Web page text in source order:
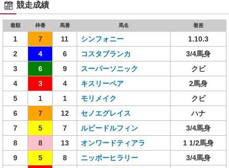
競走成績
着順 枠番 馬番 馬名 着差
1 7 11 シンフォニー
1.10.3
2
4 6 コスタブランカ
3/4馬身
3
6 9 スーパーソニック
クビ
4
3 4 キスリーペア
2馬身
5
1 1 モリメイク
クビ
6
7 12 セノエグレイス
ハナ
7
5 7 ルビードルフィン
3/4馬身
8
8 13 オンワードティアラ
1 1/2馬身
9
5 8 ニッポーヒラリー
3/4馬身